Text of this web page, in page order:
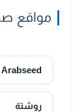
مواقع
Arabseed
روشتة